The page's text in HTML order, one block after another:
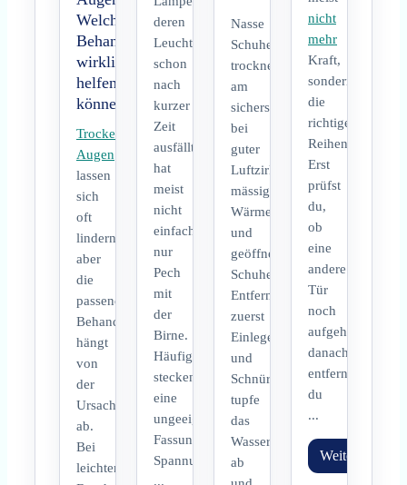
Welche
Behandlungen
wirklich
helfen
können
Trockene
Augen
lassen
sich
oft
lindern,
aber
die
passende
Behandlung
hängt
von
der
Ursache
ab.
Bei
leichten
deren
Leuchtmittel
schon
nach
kurzer
Zeit
ausfällt,
hat
meist
nicht
einfach
nur
Pech
mit
der
Birne.
Häufig
stecken
eine
ungeeignete
Fassung,
Spannungsschwankungen,
...
Nasse
Schuhe
trocknen
am
sichersten
bei
guter
Luftzirkulation,
mässiger
Wärme
und
geöffneten
Schuhen.
Entferne
zuerst
Einlegesohlen
und
Schnürsenkel,
tupfe
das
Wasser
ab
nicht
mehr
Kraft,
sondern
die
richtige
Reihenfolge:
Erst
prüfst
du,
ob
eine
andere
Tür
noch
aufgeht,
danach
entfernst
du
...
Weiterlesen